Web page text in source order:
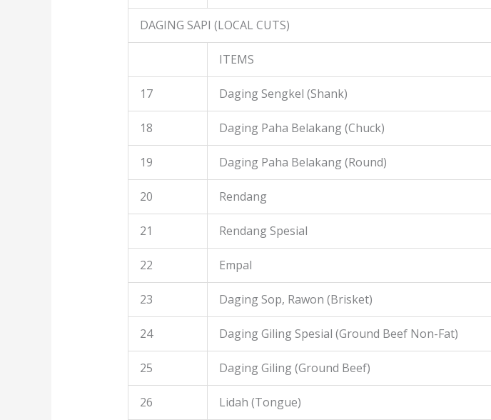
DAGING SAPI (LOCAL CUTS)
ITEMS
17 Daging Sengkel (Shank)
18 Daging Paha Belakang (Chuck)
19 Daging Paha Belakang (Round)
20 Rendang
21 Rendang Spesial
22 Empal
23 Daging Sop, Rawon (Brisket)
24 Daging Giling Spesial (Ground Beef Non-Fat)
25 Daging Giling (Ground Beef)
26 Lidah (Tongue)